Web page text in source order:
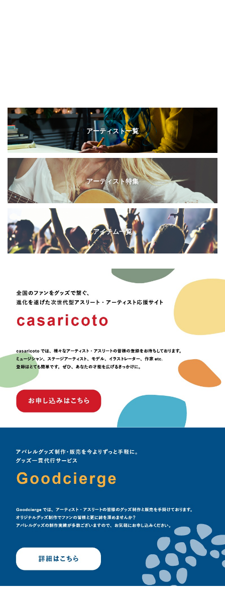
アーティスト一覧
アーティスト特集
アイテム一覧